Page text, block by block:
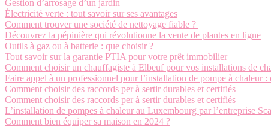
Gestion d’arrosage d’un jardin
Électricité verte : tout savoir sur ses avantages
Comment trouver une société de nettoyage fiable ?
Découvrez la pépinière qui révolutionne la vente de plantes en ligne
Outils à gaz ou à batterie : que choisir ?
Tout savoir sur la garantie PTIA pour votre prêt immobilier
Comment choisir un chauffagiste à Elbeuf pour vos installations de
Faire appel à un professionnel pour l’installation de pompe à chaleur :
Comment choisir des raccords per à sertir durables et certifiés
Comment choisir des raccords per à sertir durables et certifiés
L’installation de pompes à chaleur au Luxembourg par l’entreprise
Comment bien équiper sa maison en 2024 ?